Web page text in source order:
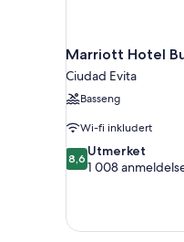
Marriott Hotel
Ciudad Evita
Basseng
Wi-fi inkludert
8.6
av
anmeldelser
8,6 Utmerket
1 008